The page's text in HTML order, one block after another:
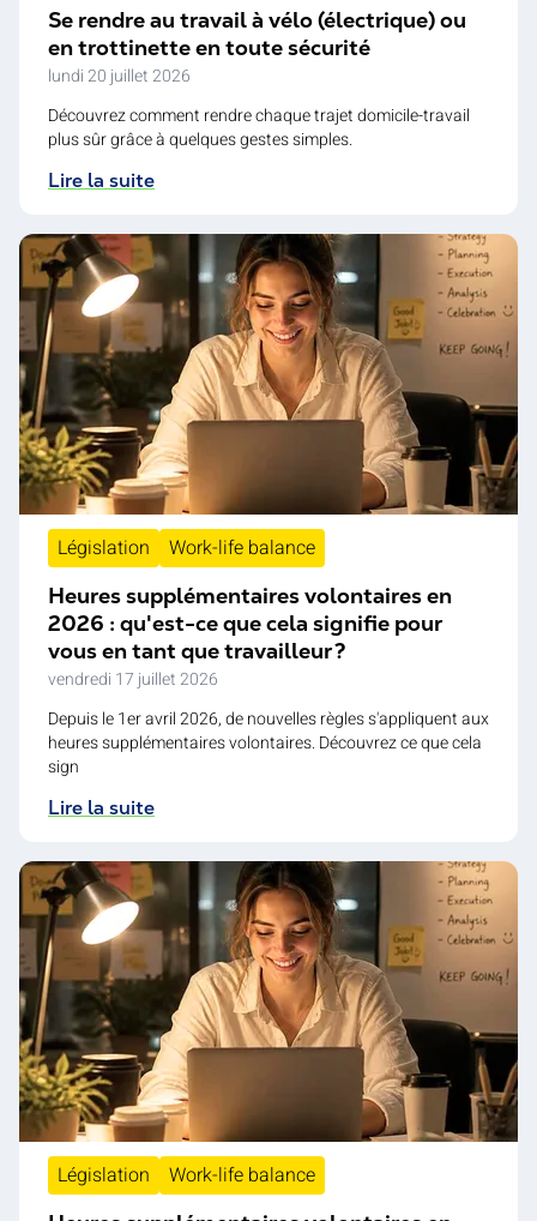
Se rendre au travail à vélo (électrique) ou
en trottinette en toute sécurité
lundi 20 juillet 2026
Découvrez comment rendre chaque trajet domicile-travail
plus sûr grâce à quelques gestes simples.
Lire la suite
Législation Work-life balance
Heures supplémentaires volontaires en
2026 : qu'est-ce que cela signifie pour
vous en tant que travailleur ?
vendredi 17 juillet 2026
Depuis le 1er avril 2026, de nouvelles règles s'appliquent aux
heures supplémentaires volontaires. Découvrez ce que cela
sign
Lire la suite
Législation Work-life balance